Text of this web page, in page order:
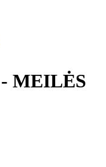
MEILĖS